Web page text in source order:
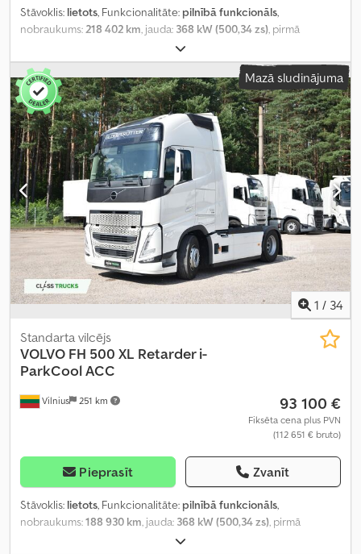
Stāvoklis: lietots, Funkcionalitāte: pilnībā funkcionāls,
nobraukums:218 402 km, jauda: 368 kW (500,34 zs), pirmā
, degvielas veids:
konfigurācija:4x2, riteņu bāze:380 mm, krāsa:balts, pārnesuma
veids:automātisks, emisijas klase:Euro 6, Ražošanas gads:2025,
cilindru skaits:6, dzinēja tilpums:12 777 cm³, stūres rata pozīcija:
kreisais, Aprīkojums:pilna apkope vēsture, stūres pastiprinātājs,
Mazā sludinājuma
1 / 34
Vilnius 251 km
Standarta vilcējs
VOLVO FH 500 XL Retarder i-
ParkCool ACC
93 100 €
Fiksēta cena plus PVN
(112 651 € bruto)
Pieprasīt Zvanīt
Stāvoklis: lietots, Funkcionalitāte: pilnībā funkcionāls,
nobraukums:188 930 km, jauda: 368 kW (500,34 zs), pirmā
, degvielas veids: